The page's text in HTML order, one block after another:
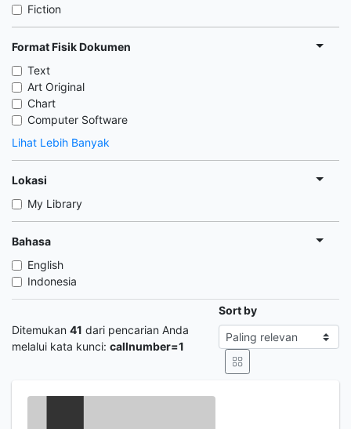
Fiction
Format Fisik Dokumen
Text
Art Original
Chart
Computer Software
Lihat Lebih Banyak
Lokasi
My Library
Bahasa
English
Indonesia
Ditemukan 41 dari pencarian Anda
melalui kata kunci: callnumber=1
Sort by